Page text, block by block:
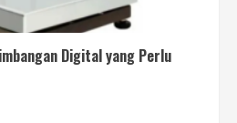
Digital yang Perlu